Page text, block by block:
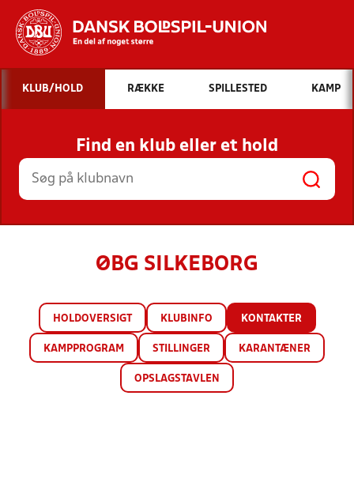
Hvad vil du søge efter?
INDHOLD OG NYHEDER
STILLINGER, RESULTATER, KLUBBER OG
HOLD
KLUB/HOLD RÆKKE SPILLESTED KAMP
Find en klub eller et hold
ØBG SILKEBORG
HOLDOVERSIGT KLUBINFO KONTAKTER
KAMPPROGRAM STILLINGER KARANTÆNER
OPSLAGSTAVLEN